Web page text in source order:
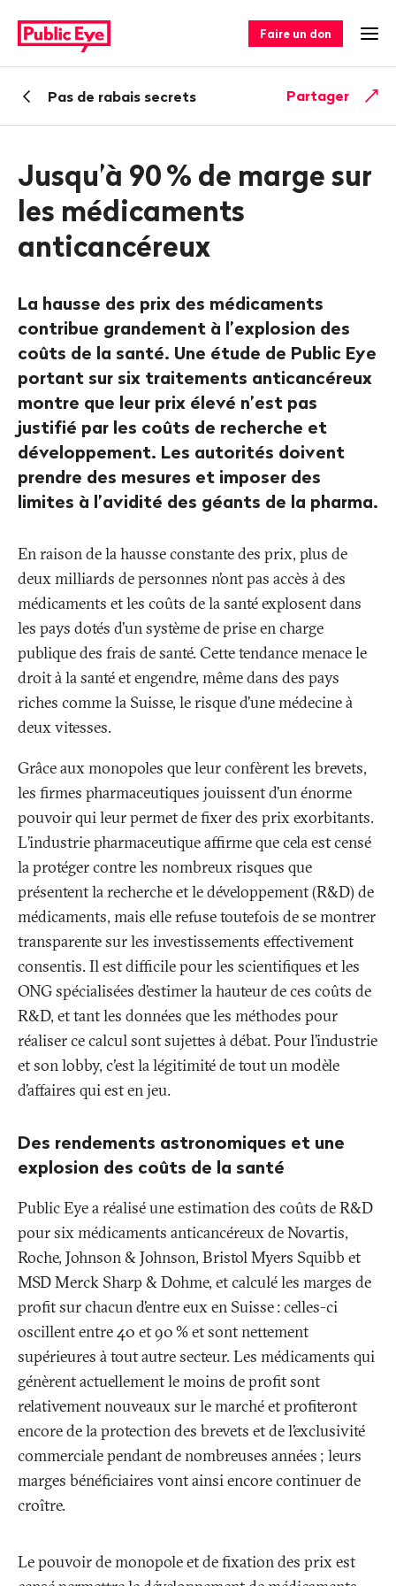
sur
publiceye.ch
rapide
Faire un don
RetourPas de rabais secrets Partager
Jusqu’à 90% de marge sur
les médicaments
anticancéreux
La hausse des prix des médicaments
contribue grandement à l’explosion des
coûts de la santé. Une étude de Public Eye
portant sur six traitements anticancéreux
montre que leur prix élevé n’est pas
justifié par les coûts de recherche et
développement. Les autorités doivent
prendre des mesures et imposer des
limites à l’avidité des géants de la pharma.
En raison de la hausse constante des prix, plus de
deux milliards de personnes n’ont pas accès à des
médicaments et les coûts de la santé explosent dans
les pays dotés d’un système de prise en charge
publique des frais de santé. Cette tendance menace le
droit à la santé et engendre, même dans des pays
riches comme la Suisse, le risque d’une médecine à
deux vitesses.
Grâce aux monopoles que leur confèrent les brevets,
les firmes pharmaceutiques jouissent d’un énorme
pouvoir qui leur permet de fixer des prix exorbitants.
L’industrie pharmaceutique affirme que cela est censé
la protéger contre les nombreux risques que
présentent la recherche et le développement (R&D) de
médicaments, mais elle refuse toutefois de se montrer
transparente sur les investissements effectivement
consentis. Il est difficile pour les scientifiques et les
ONG spécialisées d’estimer la hauteur de ces coûts de
R&D, et tant les données que les méthodes pour
réaliser ce calcul sont sujettes à débat. Pour l’industrie
et son lobby, c'est la légitimité de tout un modèle
d’affaires qui est en jeu.
Des rendements astronomiques et une
explosion des coûts de la santé
Public Eye a réalisé une estimation des coûts de R&D
pour six médicaments anticancéreux de Novartis,
Roche, Johnson & Johnson, Bristol Myers Squibb et
MSD Merck Sharp & Dohme, et calculé les marges de
profit sur chacun d’entre eux en Suisse: celles-ci
oscillent entre 40 et 90% et sont nettement
supérieures à tout autre secteur. Les médicaments qui
génèrent actuellement le moins de profit sont
relativement nouveaux sur le marché et profiteront
encore de la protection des brevets et de l’exclusivité
commerciale pendant de nombreuses années ; leurs
marges bénéficiaires vont ainsi encore continuer de
croître.
Le pouvoir de monopole et de fixation des prix est